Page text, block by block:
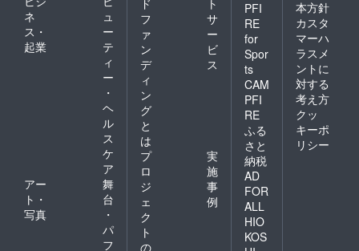
ネ
ス・
起業
ュ
ー
テ
ィ
ー
・
ヘ
ル
ス
ケ
ア
アー
ト・
写真
舞
台
・
パ
フ
ド
フ
ァ
ン
デ
ィ
ン
グ
と
は
ト
サ
ー
ビ
ス
プ
ロ
ジ
ェ
ク
ト
の
実
施
事
例
PFI
RE
for
Spor
ts
CAM
PFI
RE
ふる
さと
納税
AD
FOR
ALL
HIO
KOS
本方針
カスタ
マーハ
ラスメ
ントに
対する
考え方
クッ
キーポ
リシー